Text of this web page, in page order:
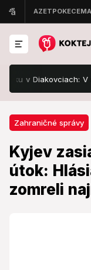
Diakovciach: V
Zahraničné správy
Kyjev
útok:
zomreli
Zahraničné správy
Kyjev
Hlásia 13
najmenej